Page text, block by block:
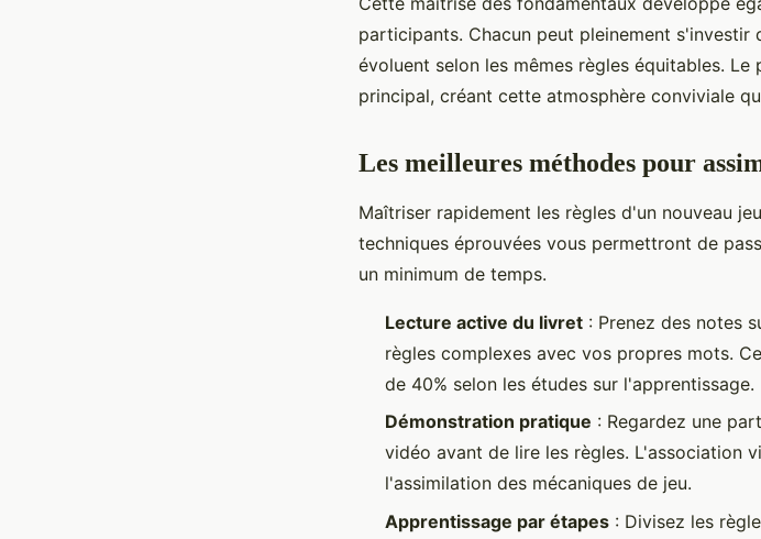
participants. Chacun peut pleinement s'investir
évoluent selon les mêmes règles équitables.
principal, créant cette atmosphère conviviale
Les meilleures méthodes pour
Maîtriser rapidement les règles d'un nouveau
techniques éprouvées vous permettront de
un minimum de temps.
Lecture active du livret : Prenez des notes
règles complexes avec vos propres mots.
de 40% selon les études sur l'apprentissage.
Démonstration pratique : Regardez une
vidéo avant de lire les règles. L'association
l'assimilation des mécaniques de jeu.
Apprentissage par étapes : Divisez les